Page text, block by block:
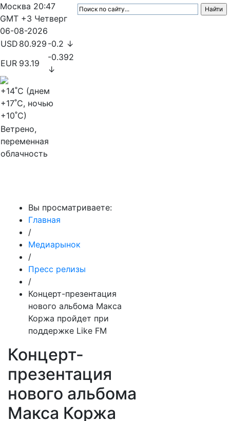
Москва 20:47
GMT +3 Четверг
06-08-2026
USD 80.929 -0.2 ↓
EUR 93.19
-0.392
↓
+14˚C (днем
+17˚C, ночью
+10˚C)
Ветрено,
переменная
облачность
Вы просматриваете:
Главная
/
Медиарынок
/
Пресс релизы
/
Концерт-презентация
нового альбома Макса
Коржа пройдет при
поддержке Like FM
Концерт-
презентация
нового альбома
Макса Коржа